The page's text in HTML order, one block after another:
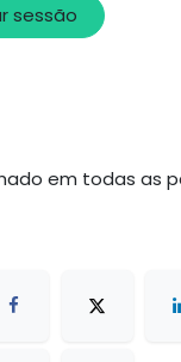
sessão
em todas as